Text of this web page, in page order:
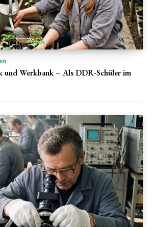
und Werkbank – Als DDR-Schüler im